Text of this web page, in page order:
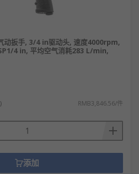
动扳手, 3/4 in驱动头, 速度4000rpm,
4 in, 平均空气消耗283 L/min,
RMB3,846.56/件
添加